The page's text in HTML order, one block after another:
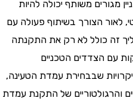
משותף יכולה להיות
הצורך בשיתוף פעולה עם
כולל לא רק את התקנתה
הטכניים
שבבחירת עמדת הטעינה,
של התקנת עמדת